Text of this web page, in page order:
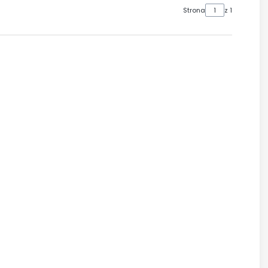
Strona z 1